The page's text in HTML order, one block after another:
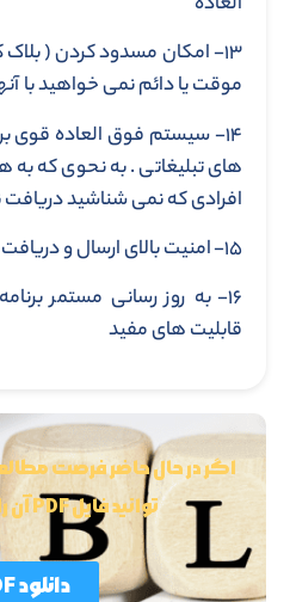
۱۳- امکان مسدود کردن (
موقت یا دائم نمی خواهید با
۱۴- سیستم فوق العاده قوی
های تبلیغاتی . به نحوی که به
افرادی که نمی شناشید
۱۵- امنیت بالای ارسال و دریافت پیام ها
۱۶- به روز رسانی مستمر
قابلیت های مفید
اگر در حال حاضر فرصت مطالعه
توانید فایل PDF آن را دریافت کنید
دانلود PDF